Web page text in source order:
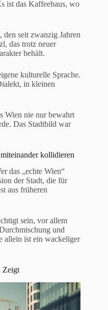
ist das Kaffeehaus, wo
den seit zwanzig Jahren
das trotz neuer
behält.
kulturelle Sprache.
in kleinen
Wien nie nur bewahrt
Das Stadtbild war
kollidieren
das „echte Wien“
der Stadt, die für
aus früheren
sein, vor allem
und
allein ist ein wackeliger
Zeigt